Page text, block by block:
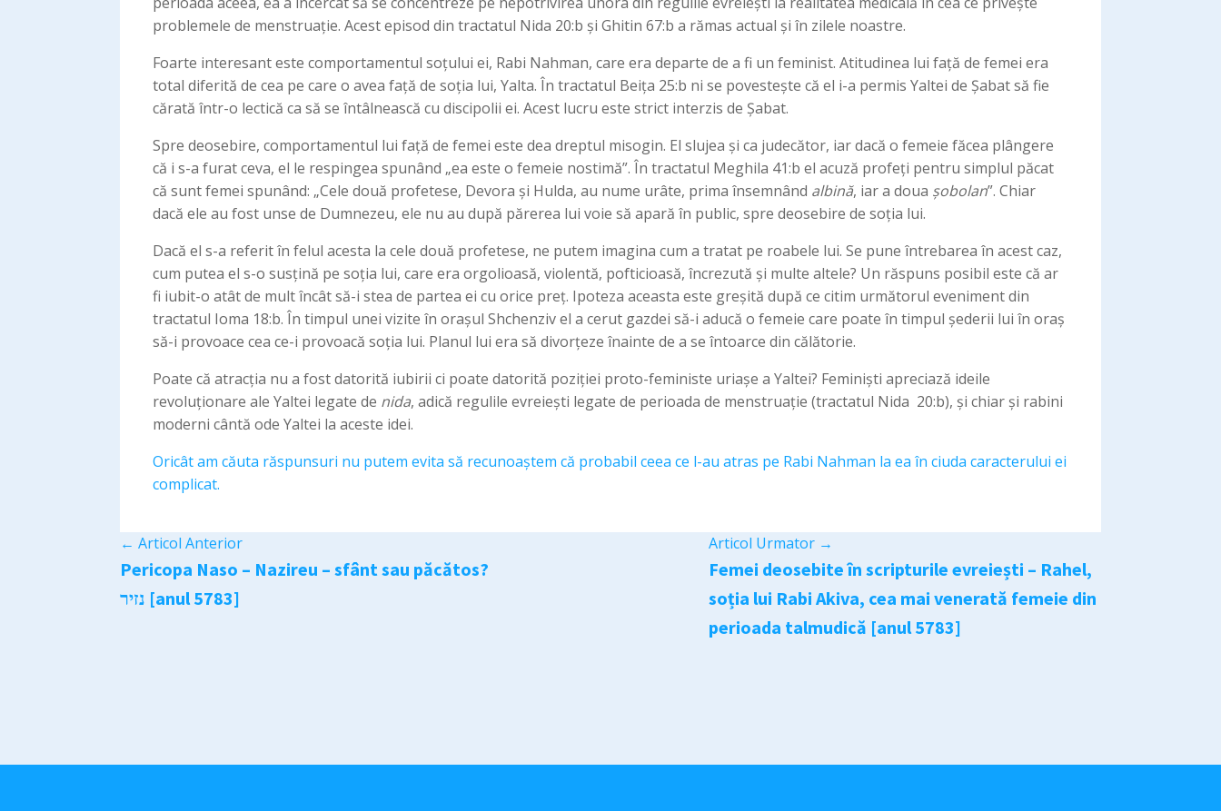
problemele de menstruație. Acest episod din tractatul Nida 20:b și Ghitin 67:b a rămas actual și în zilele noastre.
Foarte interesant este comportamentul soțului ei, Rabi Nahman, care era departe de a fi un feminist. Atitudinea lui față de femei era
total diferită de cea pe care o avea față de soția lui, Yalta. În tractatul Beița 25:b ni se povestește că el i-a permis Yaltei de Șabat să fie
cărată într-o lectică ca să se întâlnească cu discipolii ei. Acest lucru este strict interzis de Șabat.
Spre deosebire, comportamentul lui față de femei este dea dreptul misogin. El slujea și ca judecător, iar dacă o femeie făcea plângere
că i s-a furat ceva, el le respingea spunând „ea este o femeie nostimă”. În tractatul Meghila 41:b el acuză profeți pentru simplul păcat
că sunt femei spunând: „Cele două profetese, Devora și Hulda, au nume urâte, prima însemnând albină, iar a doua șobolan”. Chiar
dacă ele au fost unse de Dumnezeu, ele nu au după părerea lui voie să apară în public, spre deosebire de soția lui.
Dacă el s-a referit în felul acesta la cele două profetese, ne putem imagina cum a tratat pe roabele lui. Se pune întrebarea în acest caz,
cum putea el s-o susțină pe soția lui, care era orgolioasă, violentă, pofticioasă, încrezută și multe altele? Un răspuns posibil este că ar
fi iubit-o atât de mult încât să-i stea de partea ei cu orice preț. Ipoteza aceasta este greșită după ce citim următorul eveniment din
tractatul Ioma 18:b. În timpul unei vizite în orașul Shchenziv el a cerut gazdei să-i aducă o femeie care poate în timpul șederii lui în oraș
să-i provoace cea ce-i provoacă soția lui. Planul lui era să divorțeze înainte de a se întoarce din călătorie.
Poate că atracția nu a fost datorită iubirii ci poate datorită poziției proto-feministe uriașe a Yaltei? Feminiști apreciază ideile
revoluționare ale Yaltei legate de nida, adică regulile evreiești legate de perioada de menstruație (tractatul Nida 20:b), și chiar și rabini
moderni cântă ode Yaltei la aceste idei.
Oricât am căuta răspunsuri nu putem evita să recunoaștem că probabil ceea ce l-au atras pe Rabi Nahman la ea în ciuda caracterului ei
complicat.
← Articol Anterior
Pericopa Naso – Nazireu – sfânt sau păcătos?
נזיר [anul 5783]
Articol Urmator →
Femei deosebite în scripturile evreiești – Rahel,
soția lui Rabi Akiva, cea mai venerată femeie din
perioada talmudică [anul 5783]